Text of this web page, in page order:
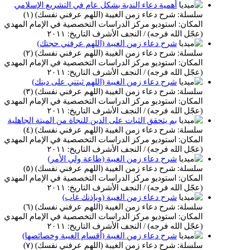
أهمية دعاء الندبة بشكل عام في التشريع الإسلامي
سلسلة: شرح دعاء زمن الغيبة (اللهم عرفني نفسك) (١)
المكان: استوديو مركز الدراسات التخصصية في الإمام المهدي
(عجّل الله فرجه) / النجف الأشرف التاريخ: ٢٠١١
شرح دعاء زمن الغيبة (اللهم عرفني حجتك)
سلسلة: شرح دعاء زمن الغيبة (اللهم عرفني نفسك) (٢)
المكان: استوديو مركز الدراسات التخصصية في الإمام المهدي
(عجّل الله فرجه) / النجف الأشرف التاريخ: ٢٠١١
شرح دعاء زمن الغيبة (اللهم ثبتني على دينك)
سلسلة: شرح دعاء زمن الغيبة (اللهم عرفني نفسك) (٣)
المكان: استوديو مركز الدراسات التخصصية في الإمام المهدي
(عجّل الله فرجه) / النجف الأشرف التاريخ: ٢٠١١
بم يتحقق الثبات على الدين للنجاة من الميتة الجاهلية
سلسلة: شرح دعاء زمن الغيبة (اللهم عرفني نفسك) (٤)
المكان: استوديو مركز الدراسات التخصصية في الإمام المهدي
(عجّل الله فرجه) / النجف الأشرف التاريخ: ٢٠١١
شرح دعاء زمن الغيبة (طاعة ولي الأمر)
سلسلة: شرح دعاء زمن الغيبة (اللهم عرفني نفسك) (٥)
المكان: استوديو مركز الدراسات التخصصية في الإمام المهدي
(عجّل الله فرجه) / النجف الأشرف التاريخ: ٢٠١١
شرح دعاء زمن الغيبة (وبإذنك غاب)
سلسلة: شرح دعاء زمن الغيبة (اللهم عرفني نفسك) (٦)
المكان: استوديو مركز الدراسات التخصصية في الإمام المهدي
(عجّل الله فرجه) / النجف الأشرف التاريخ: ٢٠١١
شرح دعاء زمن الغيبة (أقسام الغيبة وخصائصها)
سلسلة: شرح دعاء زمن الغيبة (اللهم عرفني نفسك) (٧)